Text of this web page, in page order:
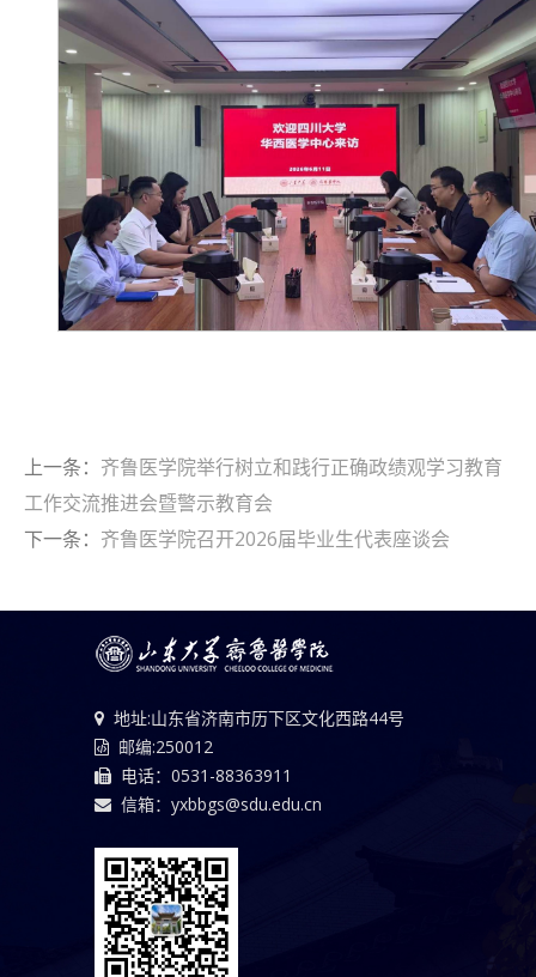
上一条： 齐鲁医学院举行树立和践行正确政绩观学习教育
工作交流推进会暨警示教育会
下一条： 齐鲁医学院召开2026届毕业生代表座谈会
地址:山东省济南市历下区文化西路44号
邮编:250012
电话：0531-88363911
信箱：yxbbgs@sdu.edu.cn